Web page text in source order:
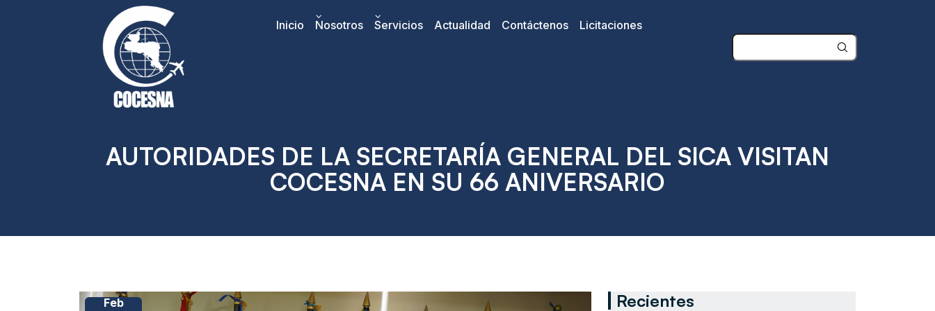
Inicio Nosotros Servicios Actualidad Contáctenos Licitaciones
AUTORIDADES DE LA SECRETARÍA GENERAL DEL SICA VISITAN
COCESNA EN SU 66 ANIVERSARIO
Feb Recientes